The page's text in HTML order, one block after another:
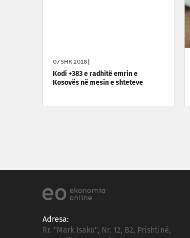
07 SHK 2018 |
Kodi +383 e radhitë emrin e
Kosovës në mesin e shteteve
Adresa:
Rr. "Mark Isaku", Nr. 12, B2, Prishtinë,